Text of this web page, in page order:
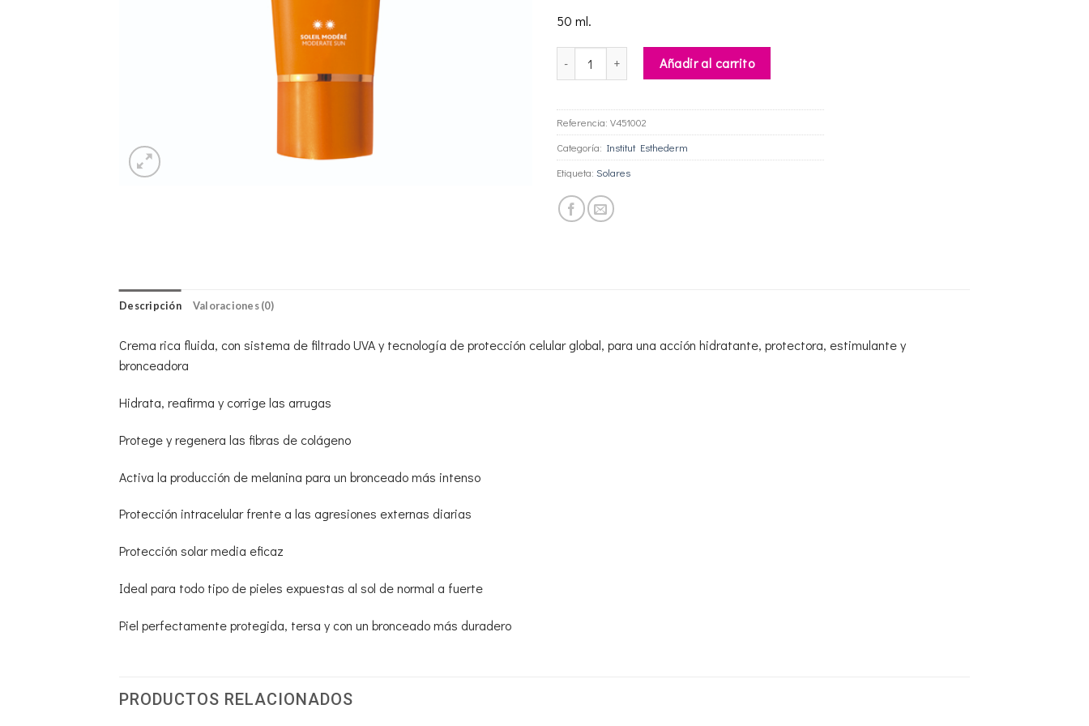
50 ml.
Bronz Repair Crema Facial Antiarrugas Sol Moderado cantidad
Añadir al carrito
Referencia: V451002
Categoría: Institut Esthederm
Etiqueta: Solares
Descripción Valoraciones (0)
Crema rica fluida, con sistema de filtrado UVA y tecnología de protección celular global, para una acción hidratante, protectora, estimulante y
bronceadora
Hidrata, reafirma y corrige las arrugas
Protege y regenera las fibras de colágeno
Activa la producción de melanina para un bronceado más intenso
Protección intracelular frente a las agresiones externas diarias
Protección solar media eficaz
Ideal para todo tipo de pieles expuestas al sol de normal a fuerte
Piel perfectamente protegida, tersa y con un bronceado más duradero
PRODUCTOS RELACIONADOS